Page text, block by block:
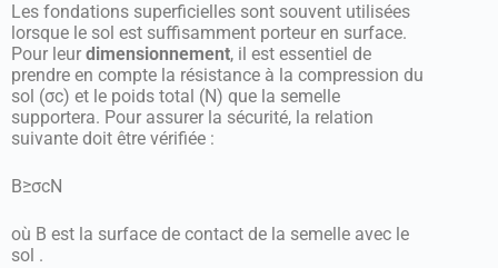
Les fondations superficielles sont souvent utilisées
lorsque le sol est suffisamment porteur en surface.
Pour leur dimensionnement, il est essentiel de
prendre en compte la résistance à la compression du
sol (σc) et le poids total (N) que la semelle
supportera. Pour assurer la sécurité, la relation
suivante doit être vérifiée :
B≥σcN
où B est la surface de contact de la semelle avec le
sol .